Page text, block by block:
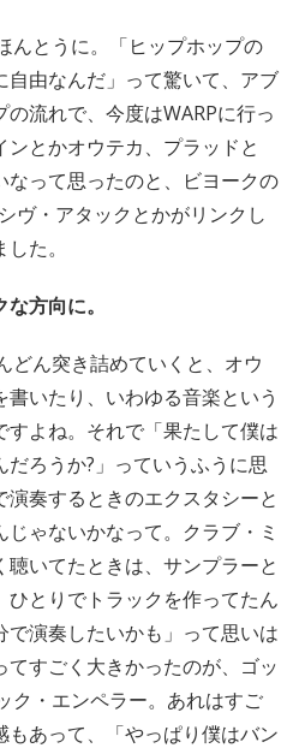
んとうに。「ヒップホップの
由なんだ」って驚いて、アブ
流れで、今度はWARPに行っ
とかオウテカ、プラッドと
って思ったのと、ビヨークの
ヴ・アタックとかがリンクし
た。
方向に。
どん突き詰めていくと、オウ
いたり、いわゆる音楽という
すよね。それで「果たして僕は
ろうか?」っていうふうに思
奏するときのエクスタシーと
ゃないかなって。クラブ・ミ
いてたときは、サンプラーと
とりでトラックを作ってたん
演奏したいかも」って思いは
てすごく大きかったのが、ゴッ
ク・エンペラー。あれはすご
もあって、「やっぱり僕はバン